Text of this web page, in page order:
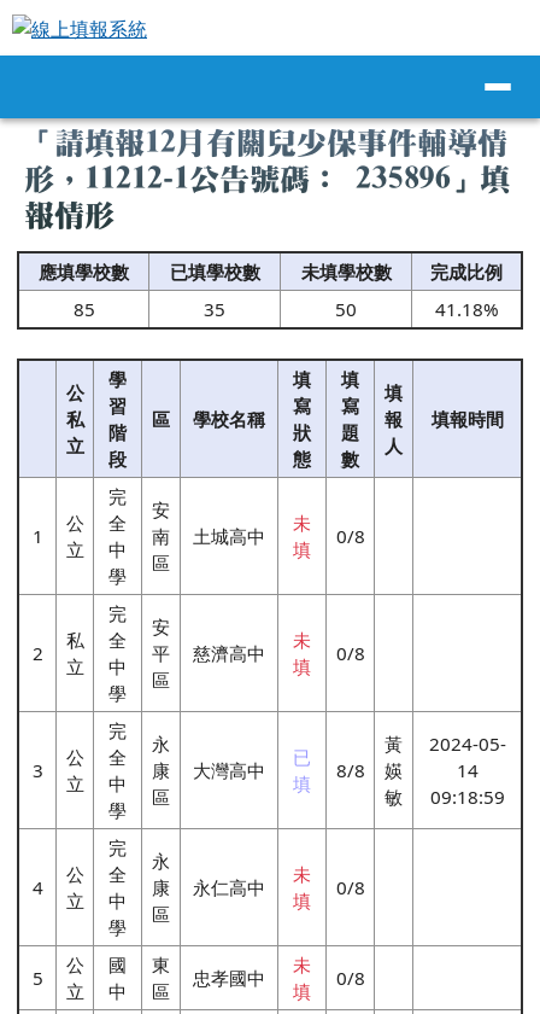
跳至主內容區
線上填報系統
主內容區域
「請填報12月有關兒少保事件輔導情
形，11212-1公告號碼： 235896」填
報情形
應填學校數 已填學校數 未填學校數
完成比例
85
35 50 41.18%
公
私
立
學
習
階
段
區 學校名稱
填
寫
狀
態
填
寫
題
數
填
報
人
填報時間
1
公
立
完
全
中
學
安
南
區
土城高中
未
填
0/8
2
私
立
完
全
中
學
安
平
區
慈濟高中
未
填
0/8
3
公
立
完
全
中
學
永
康
區
大灣高中
已
填
8/8
黃
媖
敏
2024-05-
14
09:18:59
4
公
立
完
全
中
學
永
康
區
永仁高中
未
填
0/8
5
公
立
國
中
東
區
忠孝國中
未
填
0/8
頁尾區域